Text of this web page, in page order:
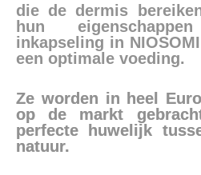
die de dermis
hun
inkapseling in
een optimale voeding.
Ze worden in heel
op de markt
perfecte huwelijk
natuur.